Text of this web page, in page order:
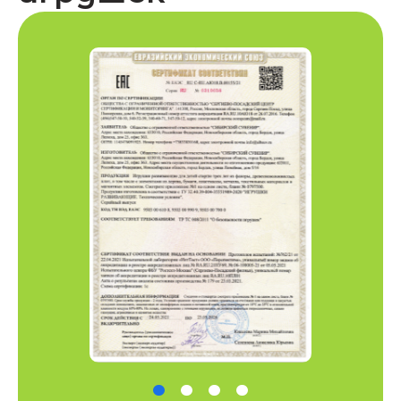
Это не простоигра
это
где буквы встречаются
с развитиемивесельем